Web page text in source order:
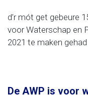
d’r mót get gebeure
voor Waterschap en
2021 te maken
De AWP is voor